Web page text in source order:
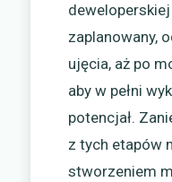
zaplanowany,
ujęcia, aż po
aby w pełni
potencjał.
z tych etapów
stworzeniem